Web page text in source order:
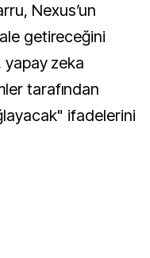
Nexus’un
getireceğini
zeka
tarafından
ifadelerini